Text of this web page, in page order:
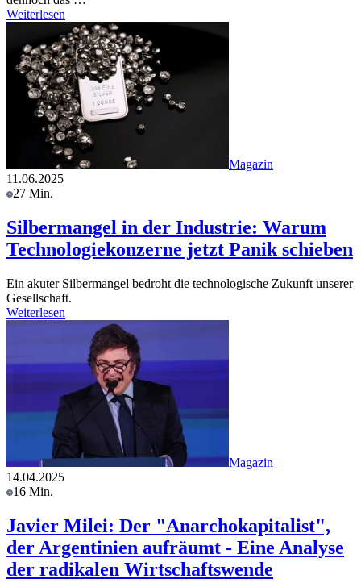
Weiterlesen
Magazin
11.06.2025
27 Min.
Silbermangel in der Industrie: Warum
Technologiekonzerne jetzt Panik schieben
Ein akuter Silbermangel bedroht die technologische Zukunft unserer
Gesellschaft.
Weiterlesen
Magazin
14.04.2025
16 Min.
Javier Milei: Der "Anarchokapitalist",
der Argentinien aufräumt - Eine Analyse
der radikalen Wirtschaftswende